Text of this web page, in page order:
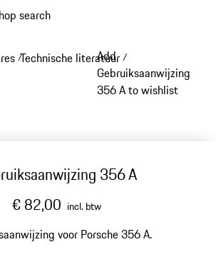
search
/Technische literatuur /
Add
Gebruiksaanwijzing
356 A to wishlist
356 A
€ 82,00 incl. btw
voor Porsche 356 A.